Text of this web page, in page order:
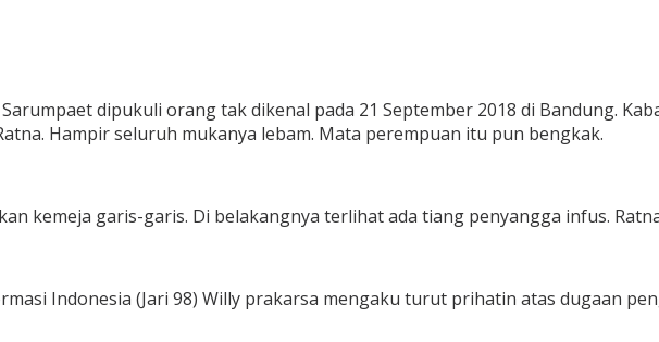
dipukuli orang tak dikenal pada 21 September 2018 di Bandung.
Hampir seluruh mukanya lebam. Mata perempuan itu pun bengkak.
kemeja garis-garis. Di belakangnya terlihat ada tiang penyangga infus.
Indonesia (Jari 98) Willy prakarsa mengaku turut prihatin atas dugaan